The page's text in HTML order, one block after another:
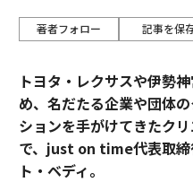
著者フォロー 記事を保
トヨタ・レクサスや伊勢
め、名だたる企業や団体
ションを手がけてきたク
で、just on time代表取締
ト・ベディ。